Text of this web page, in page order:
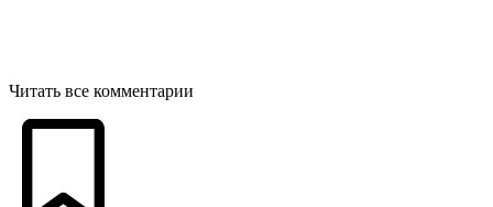
Читать все комментарии